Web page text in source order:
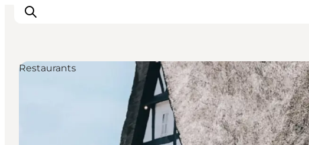
Essen und Trinken
Shopping in Svendborg
Restaurants